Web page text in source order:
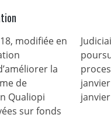
modifiée en
la
de
Qualiopi
sur fonds